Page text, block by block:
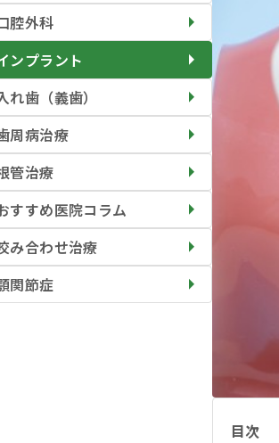
腔外科
ンプラント
れ歯（義歯）
周病治療
管治療
すすめ医院コラム
み合わせ治療
関節症
目次